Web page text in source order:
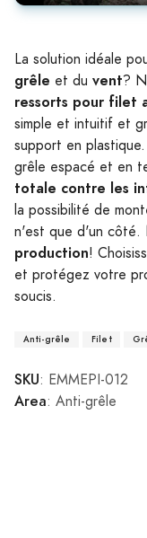
Play
La solution idéale
grêle et du vent?
ressorts pour filet
simple et intuitif et
support en
grêle espacé et en
totale contre les
la possibilité de
n'est que d'un côté.
production!
et protégez votre
soucis.
Anti-grêle Filet
SKU: EMMEPI-012
Area: Anti-grêle